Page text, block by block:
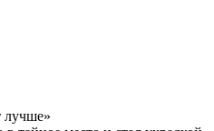
лучше»